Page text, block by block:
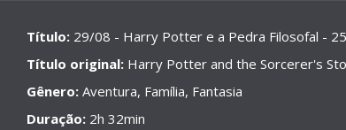
Título: 29/08 - Harry Potter e a Pedra Filosofal -
Título original: Harry Potter and the Sorcerer's
Gênero: Aventura, Família, Fantasia
Duração: 2h 32min